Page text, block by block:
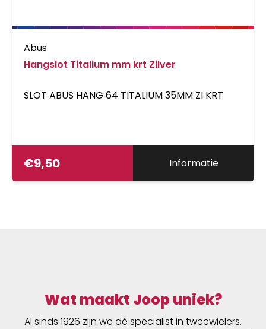
Abus
Hangslot Titalium mm krt Zilver
SLOT ABUS HANG 64 TITALIUM 35MM ZI KRT
€9,50 Informatie
Wat maakt Joop uniek?
Al sinds 1926 zijn we dé specialist in tweewielers.